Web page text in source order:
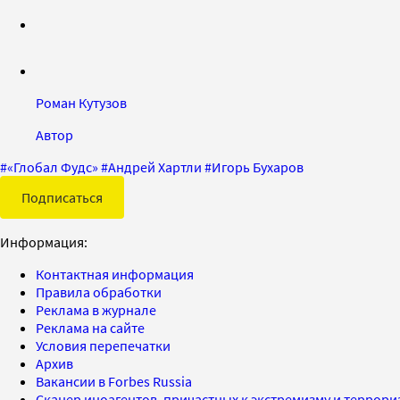
Роман Кутузов
Автор
#«Глобал Фудс» #Андрей Хартли #Игорь Бухаров
Подписаться
Информация:
Контактная информация
Правила обработки
Реклама в журнале
Реклама на сайте
Условия перепечатки
Архив
Вакансии в Forbes Russia